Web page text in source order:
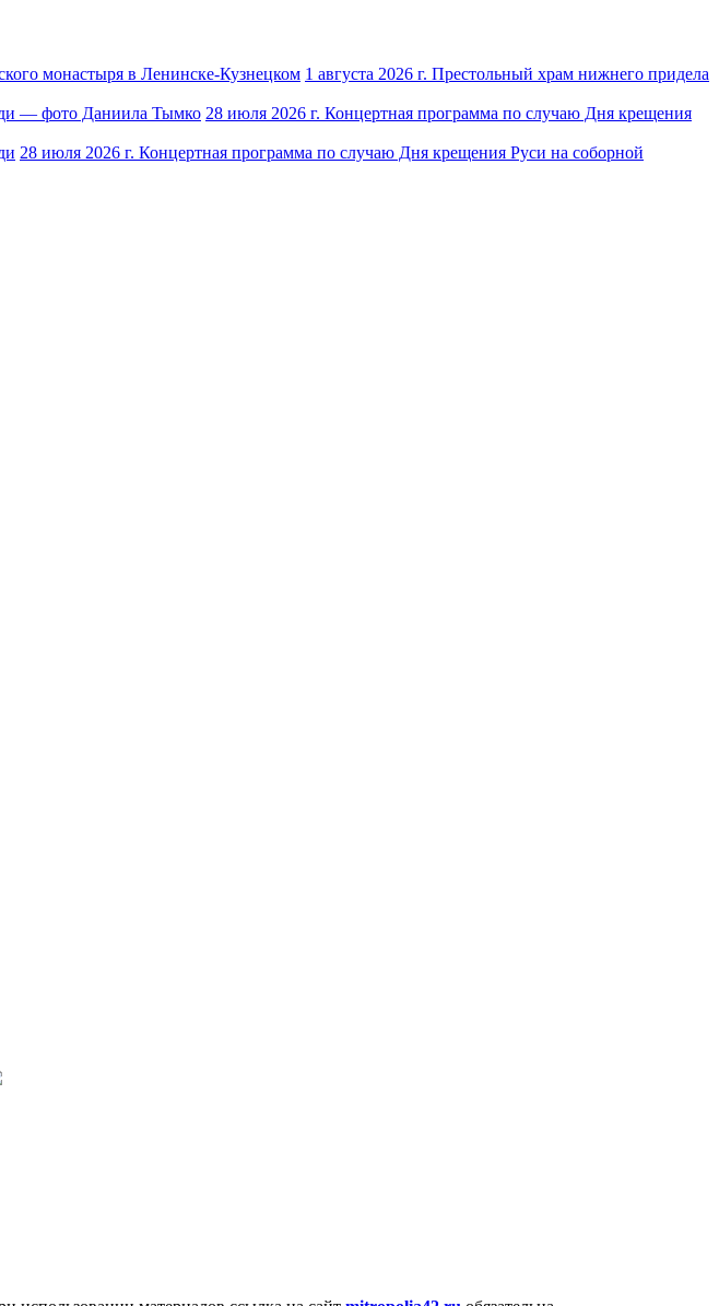
1 августа 2026 г. Престольный храм нижнего придела
28 июля 2026 г. Концертная программа по случаю Дня крещения
28 июля 2026 г. Концертная программа по случаю Дня крещения Руси на соборной